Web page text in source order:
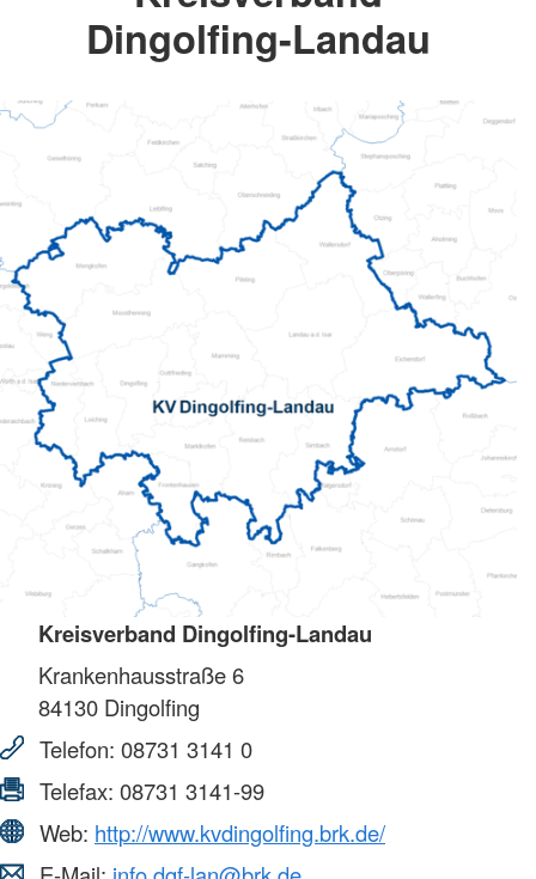
Dingolfing-Landau
Kreisverband Dingolfing-Landau
Krankenhausstraße 6
84130 Dingolfing
Telefon: 08731 3141 0
Telefax: 08731 3141-99
Web: http://www.kvdingolfing.brk.de/